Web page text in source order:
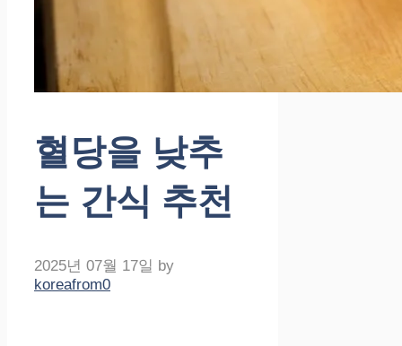
혈당을 낮추
는 간식 추천
2025년 07월 17일 by
koreafrom0